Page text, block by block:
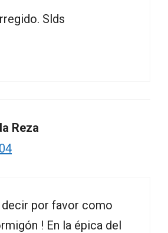
Slds
Reza
por favor como
! En la épica del